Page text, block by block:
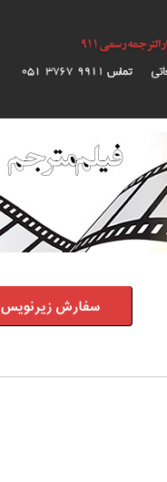
سفارش زیرنویس